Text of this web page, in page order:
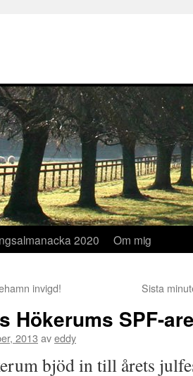
2020 Om mig
invigd! Sista
Hökerums SPF-
2013 aveddy
bjöd in till årets